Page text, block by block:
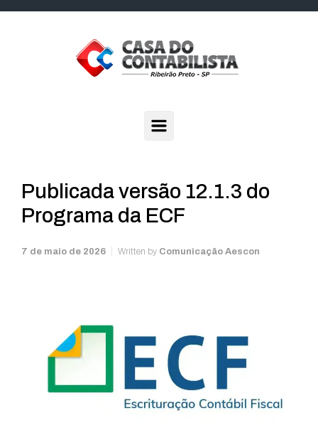
Publicada versão 12.1.3 do
Programa da ECF
7 de maio de 2026 Written by Comunicação Aescon